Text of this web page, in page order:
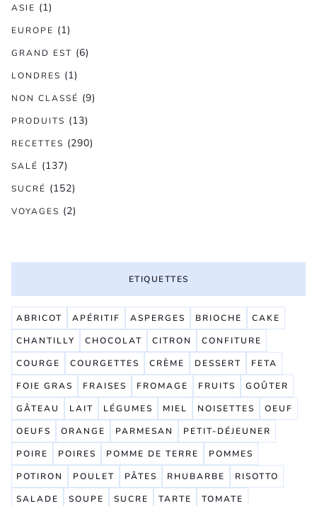
ASIE (1)
EUROPE (1)
GRAND EST (6)
LONDRES (1)
NON CLASSÉ (9)
PRODUITS (13)
RECETTES (290)
SALÉ (137)
SUCRÉ (152)
VOYAGES (2)
ETIQUETTES
ABRICOT APÉRITIF ASPERGES BRIOCHE
CAKE
CHANTILLY
CHOCOLAT CITRON
CONFITURE
COURGE
COURGETTES CRÈME DESSERT
FETA
FOIE GRAS
FRAISES FROMAGE FRUITS
GOÛTER
GÂTEAU
LAIT LÉGUMES MIEL NOISETTES
OEUF
OEUFS
ORANGE PARMESAN
PETIT-DÉJEUNER
POIRE
POIRES POMME DE TERRE
POMMES
POTIRON
POULET PÂTES RHUBARBE
RISOTTO
SALADE
SOUPE SUCRE TARTE
TOMATE